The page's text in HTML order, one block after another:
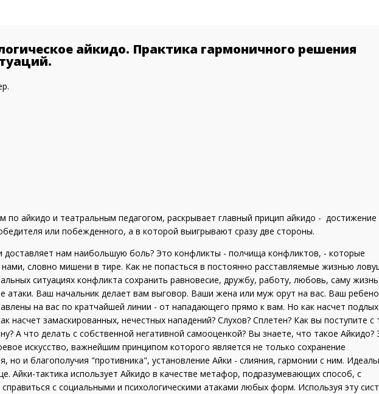
айкидо. Практика гармоничного решения
по айкидо и театральным педагогом, раскрывает главный прицип айкидо - достижение
или побежденного, а в которой выигрывают сразу две стороны.
доставляет нам наибольшую боль? Это конфликты - полчища конфликтов, - которые
словно мишени в тире. Как не попасться в постоянно расставляемые жизнью
ситуациях конфликта сохранить равновесие, дружбу, работу, любовь, саму
атаки. Ваш начальник делает вам выговор. Ваши жена или муж орут на вас. Ваш
на вас по кратчайшей линии - от нападающего прямо к вам. Но как насчет подлых
насчет замаскированных, нечестных нападений? Слухов? Сплетен? Как вы поступите с
А что делать с собственной негативной самооценкой? Вы знаете, что такое Айкидо?
искусство, важнейшим принципом которого является не только сохранение
но и благополучия "противника", установление Айки - слияния, гармонии с ним.
Айки-тактика использует Айкидо в качестве метафор, подразумевающих способ, с
с социальными и психологическими атаками любых форм. Используя эту